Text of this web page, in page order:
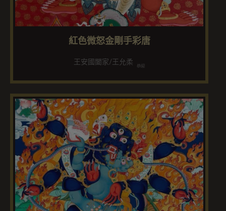
紅色微怒金剛手彩唐
王安國闔家/王允柔
恭迎